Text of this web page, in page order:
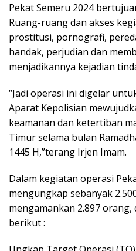
Pekat Semeru 2024
Ruang-ruang dan akses
prostitusi, pornografi,
handak, perjudian dan
menjadikannya kejadian
“Jadi operasi ini digelar
Aparat Kepolisian
keamanan dan ketertiban
Timur selama bulan
1445 H,”terang Irjen Imam.
Dalam kegiatan operasi
mengungkap sebanyak
mengamankan 2.897
berikut :